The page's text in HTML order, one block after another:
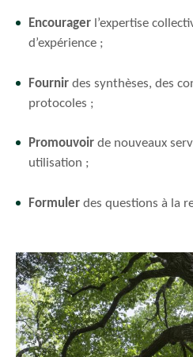
Encourager l’expertise
d’expérience ;
Fournir des synthèses, des
protocoles ;
Promouvoir de nouveaux
utilisation ;
Formuler des questions à la